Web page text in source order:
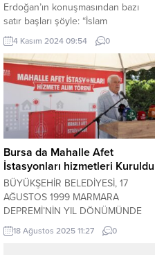
Erdoğan’ın konuşmasından bazı
satır başları şöyle: “İslam
dünyasının en önemli ekonomik ve
ticari işbirliği platformu olan
İSEDAK’ın 40’ıncı oturumu
münasebetiyle bir araya gelmiş
bulunuyoruz. Her birinize hoş
geldiniz, safalar getirdiniz diyorum.
Burada alınacak kararların, çıkacak
sonuçların bütün İSEDAK üyesi
ülkeler için hayırlara vesile olmasını
rabbimden niyaz ediyorum.”
Ayrıntılar geliyor…
4 Kasım 2024 09:54 0
Bursa da Mahalle Afet
İstasyonları hizmetleri Kuruldu
BÜYÜKŞEHİR BELEDİYESİ, 17
AĞUSTOS 1999 MARMARA
DEPREMİ’NİN YIL DÖNÜMÜNDE
MAHALLE AFET İSTASYONLARI’NI
HİZMETE ALDI BAŞKAN BOZBEY,
18 Ağustos 2025 11:27 0